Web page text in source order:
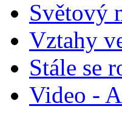
Světový
Vztahy
Stále se
Video -